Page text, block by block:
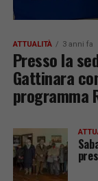
ATTUALITÀ 3 anni fa
Presso la
Gattinara
programma